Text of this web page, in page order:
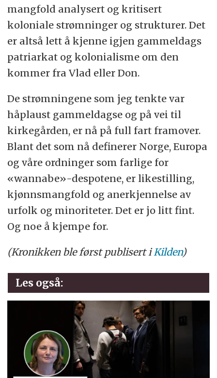
mangfold analysert og kritisert
koloniale strømninger og strukturer. Det
er altså lett å kjenne igjen gammeldags
patriarkat og kolonialisme om den
kommer fra Vlad eller Don.
De strømningene som jeg tenkte var
håplaust gammeldagse og på vei til
kirkegården, er nå på full fart framover.
Blant det som nå definerer Norge, Europa
og våre ordninger som farlige for
«wannabe»-despotene, er likestilling,
kjønnsmangfold og anerkjennelse av
urfolk og minoriteter. Det er jo litt fint.
Og noe å kjempe for.
(Kronikken ble først publisert iKilden)
Les også: